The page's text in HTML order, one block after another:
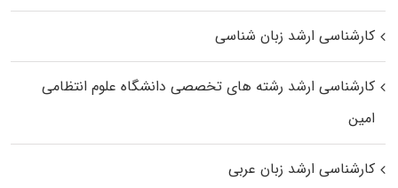
کارشناسی ارشد زبان شناسی
کارشناسی ارشد رﺷﺘﻪ ﻫﺎی تخصصی داﻧﺸﮕﺎه ﻋﻠﻮم انتظامی
اﻣﻴﻦ
کارشناسی ارشد زبان عربی